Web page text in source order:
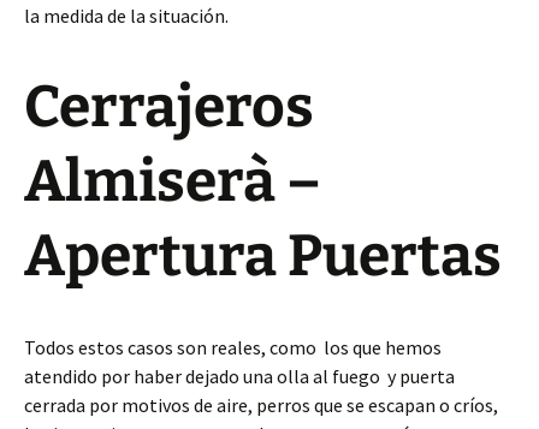
la medida de la situación.
Cerrajeros
Almiserà –
Apertura Puertas
Todos estos casos son reales, como los que hemos
atendido por haber dejado una olla al fuego y puerta
cerrada por motivos de aire, perros que se escapan o críos,